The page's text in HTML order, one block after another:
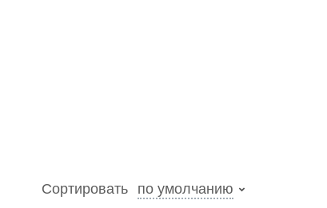
Сортировать по умолчанию